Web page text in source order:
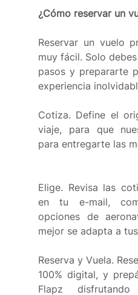
¿Cómo reservar un
Reservar un vuelo
muy fácil. Solo
pasos y prepararte
experiencia
Cotiza. Define el
viaje, para que
para entregarte las
Elige. Revisa las
en tu e-mail,
opciones de
mejor se adapta a
Reserva y Vuela.
100% digital, y
Flapz